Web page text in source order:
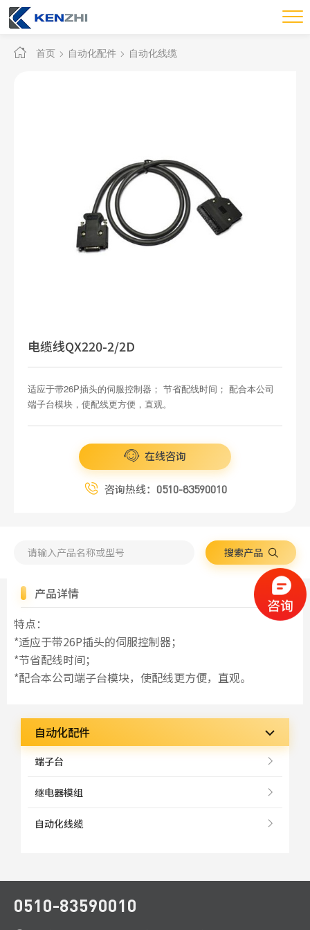
首页 自动化配件 自动化线缆
电缆线QX220-2/2D
适应于带26P插头的伺服控制器； 节省配线时间； 配合本公司
端子台模块，使配线更方便，直观。
在线咨询
咨询热线： 0510-83590010
搜索产品
自动化配件
端子台
继电器模组
自动化线缆
产品详情
特点：
*适应于带26P插头的伺服控制器；
*节省配线时间；
*配合本公司端子台模块，使配线更方便，直观。
0510-83590010